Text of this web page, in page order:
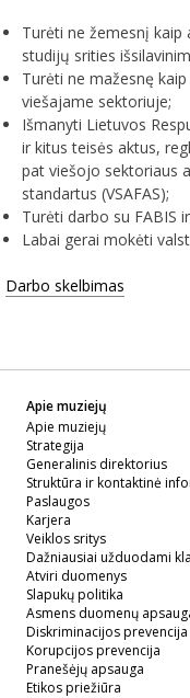
Turėti ne žemesnį
studijų srities
Turėti ne mažesnę
viešajame sektoriuje;
Išmanyti Lietuvos
ir kitus teisės aktus,
pat viešojo sektoriaus
standartus (VSAFAS);
Turėti darbo su FABIS
Labai gerai mokėti
Darbo skelbimas
Apie muziejų
Apie muziejų
Strategija
Generalinis direktorius
Struktūra ir kontaktinė
Paslaugos
Karjera
Veiklos sritys
Dažniausiai užduodami
Atviri duomenys
Slapukų politika
Asmens duomenų
Diskriminacijos prevencija
Korupcijos prevencija
Pranešėjų apsauga
Etikos priežiūra